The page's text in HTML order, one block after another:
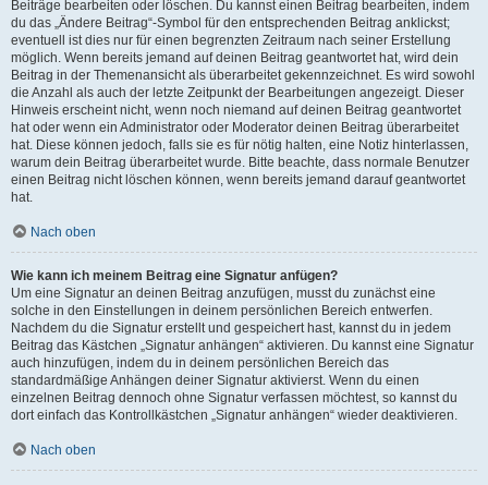
Beiträge bearbeiten oder löschen. Du kannst einen Beitrag bearbeiten, indem
du das „Ändere Beitrag“-Symbol für den entsprechenden Beitrag anklickst;
eventuell ist dies nur für einen begrenzten Zeitraum nach seiner Erstellung
möglich. Wenn bereits jemand auf deinen Beitrag geantwortet hat, wird dein
Beitrag in der Themenansicht als überarbeitet gekennzeichnet. Es wird sowohl
die Anzahl als auch der letzte Zeitpunkt der Bearbeitungen angezeigt. Dieser
Hinweis erscheint nicht, wenn noch niemand auf deinen Beitrag geantwortet
hat oder wenn ein Administrator oder Moderator deinen Beitrag überarbeitet
hat. Diese können jedoch, falls sie es für nötig halten, eine Notiz hinterlassen,
warum dein Beitrag überarbeitet wurde. Bitte beachte, dass normale Benutzer
einen Beitrag nicht löschen können, wenn bereits jemand darauf geantwortet
hat.
Nach oben
Wie kann ich meinem Beitrag eine Signatur anfügen?
Um eine Signatur an deinen Beitrag anzufügen, musst du zunächst eine
solche in den Einstellungen in deinem persönlichen Bereich entwerfen.
Nachdem du die Signatur erstellt und gespeichert hast, kannst du in jedem
Beitrag das Kästchen „Signatur anhängen“ aktivieren. Du kannst eine Signatur
auch hinzufügen, indem du in deinem persönlichen Bereich das
standardmäßige Anhängen deiner Signatur aktivierst. Wenn du einen
einzelnen Beitrag dennoch ohne Signatur verfassen möchtest, so kannst du
dort einfach das Kontrollkästchen „Signatur anhängen“ wieder deaktivieren.
Nach oben